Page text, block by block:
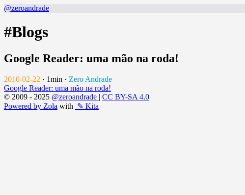
@zeroandrade
#Blogs
Google Reader: uma mão na roda!
2010-02-22 · 1min · Zero Andrade
Google Reader: uma mão na roda!
© 2009 - 2025 @zeroandrade | CC BY-SA 4.0
Powered by Zola with ✎ Kita